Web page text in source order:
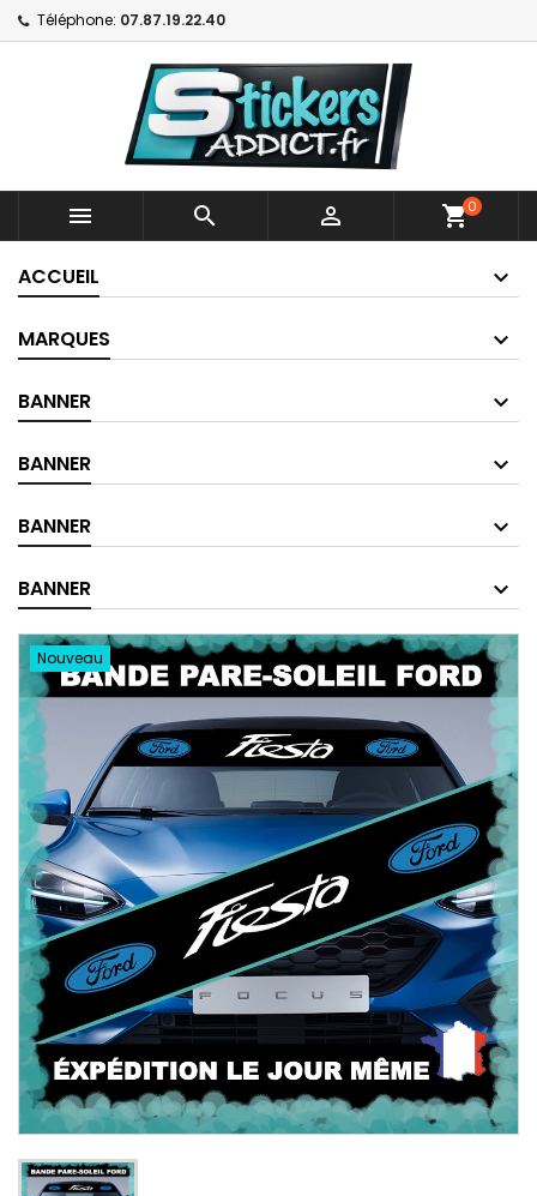
Téléphone: 07.87.19.22.40
   shopping_cart0
ACCUEIL
MARQUES
BANNER
BANNER
BANNER
BANNER
Nouveau